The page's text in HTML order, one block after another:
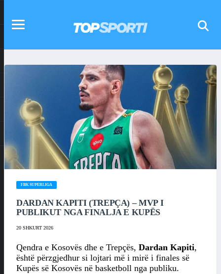
FBK SUPERLIGA
DARDAN KAPITI (TREPÇA) – MVP I
PUBLIKUT NGA FINALJA E KUPËS
20 SHKURT 2026
Qendra e Kosovës dhe e Trepçës, Dardan Kapiti,
është përzgjedhur si lojtari më i mirë i finales së
Kupës së Kosovës në basketboll nga publiku.